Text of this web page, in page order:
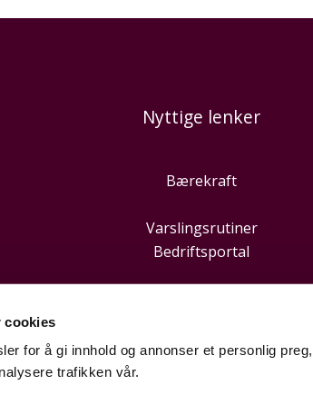
cookies
for å gi innhold og annonser et personlig
trafikken vår.
Nyttige lenker
Bærekraft
Varslingsrutiner
Bedriftsportal